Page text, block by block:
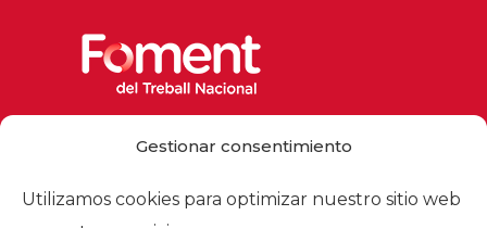
Gestionar consentimiento
Utilizamos cookies para optimizar nuestro sitio web
foment@foment.com